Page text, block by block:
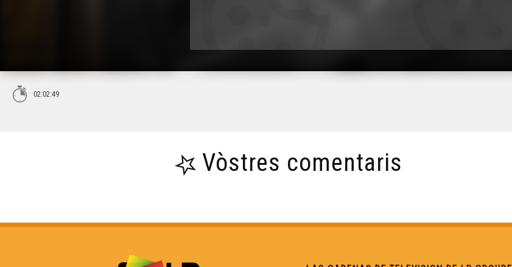
02:02:49
Vòstres comentaris